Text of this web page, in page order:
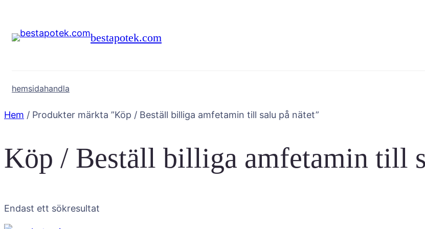
innehåll
bestapotek.com
hemsidahandla
Hem / Produkter märkta ”Köp / Beställ billiga amfetamin till salu på nätet”
Köp / Beställ billiga amfetamin till
Endast ett sökresultat